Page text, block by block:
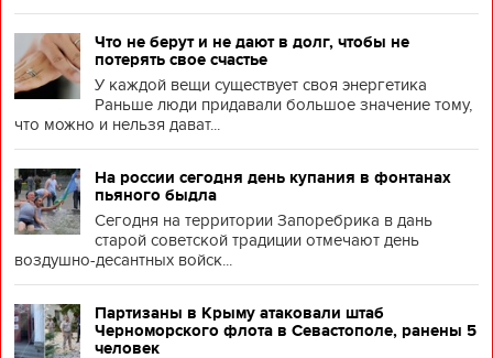
Что не берут и не дают в долг, чтобы не
потерять свое счастье
У каждой вещи существует своя энергетика
Раньше люди придавали большое значение тому,
что можно и нельзя дават...
На россии сегодня день купания в фонтанах
пьяного быдла
Сегодня на территории Запоребрика в дань
старой советской традиции отмечают день
воздушно-десантных войск...
Партизаны в Крыму атаковали штаб
Черноморского флота в Севастополе, ранены 5
человек